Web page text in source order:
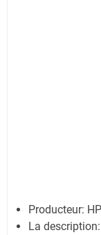
Producteur: HP
La description: